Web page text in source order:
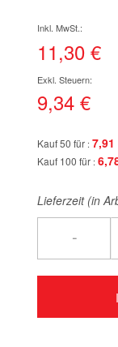
der
Bildgalerie
11,30 €
9,34 €
Kauf 50 für 7,91
Kauf 100 für
Lieferzeit (in
-